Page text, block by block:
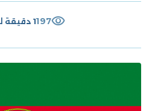
1 دقيقة للقراءة visibility
197